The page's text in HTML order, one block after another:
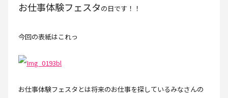
お仕事体験フェスタの日です！！
今回の表紙はこれっ
お仕事体験フェスタとは将来のお仕事を探しているみなさんの